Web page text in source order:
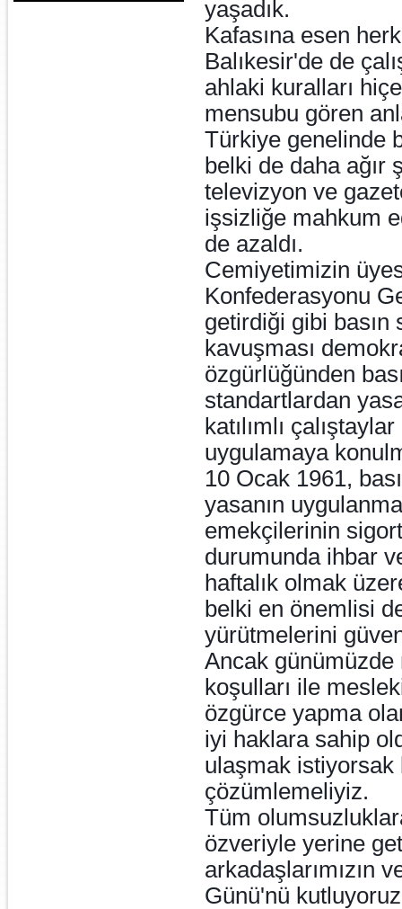
yaşadık.
Kafasına esen
Balıkesir'de de
ahlaki kuralları
mensubu gören
Türkiye genelinde
belki de daha
televizyon ve
işsizliğe mahkum
de azaldı.
Cemiyetimizin
Konfederasyonu
getirdiği gibi basın
kavuşması
özgürlüğünden
standartlardan
katılımlı
uygulamaya
10 Ocak 1961,
yasanın
emekçilerinin
durumunda ihbar
haftalık olmak
belki en önemlisi
yürütmelerini
Ancak günümüzde
koşulları ile
özgürce yapma
iyi haklara sahip
ulaşmak istiyorsak
çözümlemeliyiz.
Tüm
özveriyle yerine
arkadaşlarımızın
Günü'nü